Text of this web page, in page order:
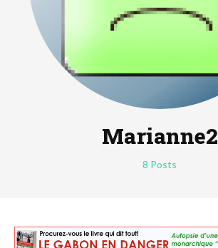
Marianne2
8 Posts